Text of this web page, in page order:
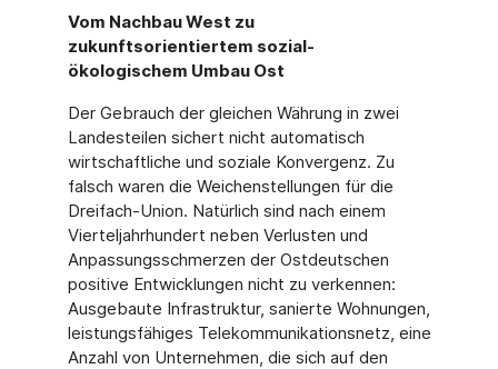
Vom Nachbau West zu
zukunftsorientiertem sozial-
ökologischem Umbau Ost
Der Gebrauch der gleichen Währung in zwei
Landesteilen sichert nicht automatisch
wirtschaftliche und soziale Konvergenz. Zu
falsch waren die Weichenstellungen für die
Dreifach-Union. Natürlich sind nach einem
Vierteljahrhundert neben Verlusten und
Anpassungsschmerzen der Ostdeutschen
positive Entwicklungen nicht zu verkennen:
Ausgebaute Infrastruktur, sanierte Wohnungen,
leistungsfähiges Telekommunikationsnetz, eine
Anzahl von Unternehmen, die sich auf den